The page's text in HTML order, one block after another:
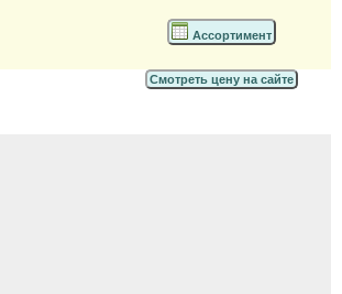
Ассортимент
Смотреть цену на сайте